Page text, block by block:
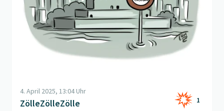
4. April 2025, 13:04 Uhr
ZölleZölleZölle 1